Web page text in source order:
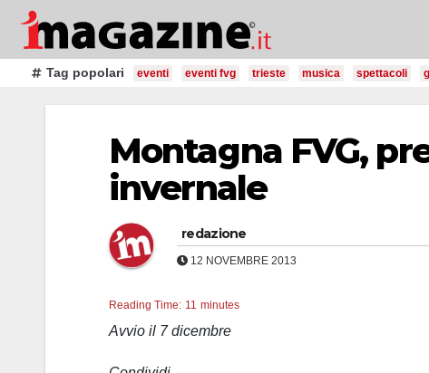
Salta
contenutoTag popolari eventi eventi fvg trieste musica spettacoli
Montagna FVG,
invernale
redazione
12 NOVEMBRE 2013
Reading Time: 11 minutes
Avvio il 7 dicembre